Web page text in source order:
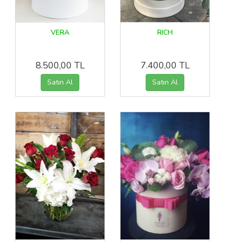
VERA
8.500,00 TL
RICH
7.400,00 TL